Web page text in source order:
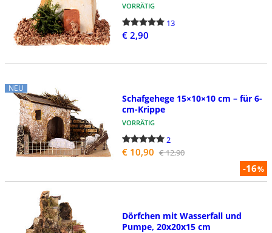
VORRÄTIG
13
€ 2,90
NEU
-16%
Schafgehege 15×10×10 cm – für 6-
cm-Krippe
VORRÄTIG
2
€ 10,90 € 12,90
Dörfchen mit Wasserfall und
Pumpe, 20x20x15 cm